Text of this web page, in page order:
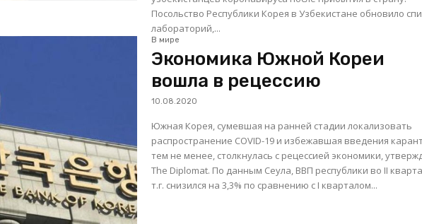
Посольство Республики Корея в Узбекистане обновило
лабораторий,...
В мире
Экономика Южной Кореи
вошла в рецессию
10.08.2020
Южная Корея, сумевшая на ранней стадии локализовать
распространение COVID-19 и избежавшая введения
тем не менее, столкнулась с рецессией экономики,
The Diplomat. По данным Сеула, ВВП республики во II квартале
т.г. снизился на 3,3% по сравнению с I кварталом...